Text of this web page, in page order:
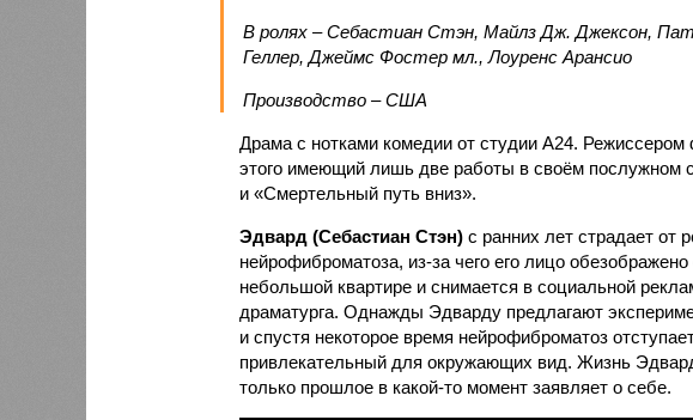
В ролях – Себастиан Стэн, Майлз Дж. Джексон,
Геллер, Джеймс Фостер мл., Лоуренс Арансио
Производство – США
Драма с нотками комедии от студии А24.
этого имеющий лишь две работы в своём послужном
и «Смертельный путь вниз».
Эдвард (Себастиан Стэн)с ранних лет страдает от
нейрофиброматоза, из-за чего его лицо
небольшой квартире и снимается в социальной
драматурга. Однажды Эдварду предлагают
и спустя некоторое время нейрофиброматоз
привлекательный для окружающих вид. Жизнь
только прошлое в какой-то момент заявляет о себе.